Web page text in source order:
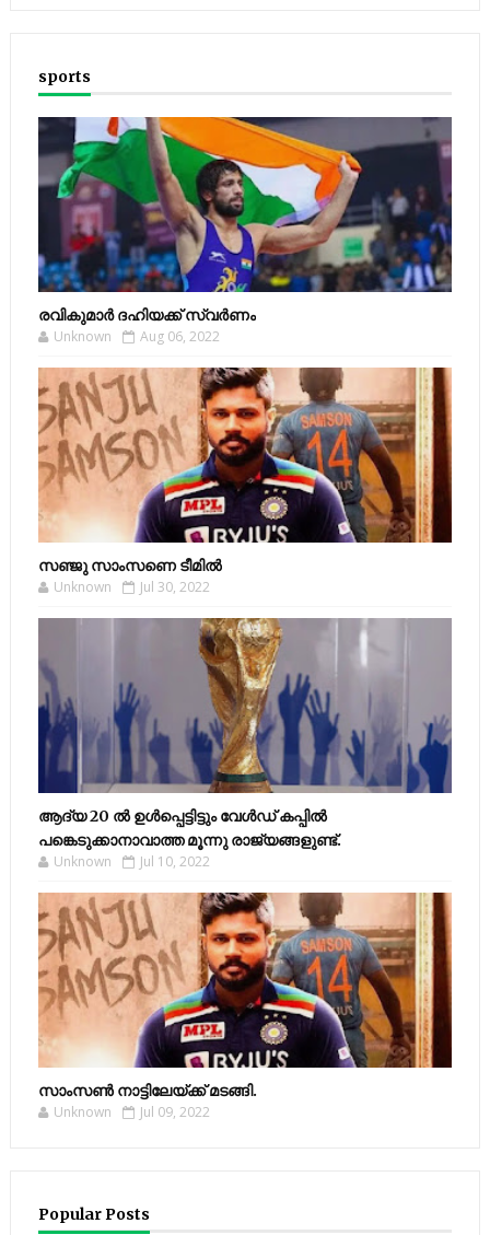
sports
രവികുമാര്‍ ദഹിയക്ക് സ്വര്‍ണം
Unknown Aug 06, 2022
സഞ്ജു സാംസണെ ടീമില്‍
Unknown Jul 30, 2022
ആദ്യ 20 ല്‍ ഉള്‍പ്പെട്ടിട്ടും വേള്‍ഡ് കപ്പില്‍
പങ്കെടുക്കാനാവാത്ത മൂന്നു രാജ്യങ്ങളുണ്ട്.
Unknown Jul 10, 2022
സാംസണ്‍ നാട്ടിലേയ്‌ക്ക് മടങ്ങി.
Unknown Jul 09, 2022
Popular Posts